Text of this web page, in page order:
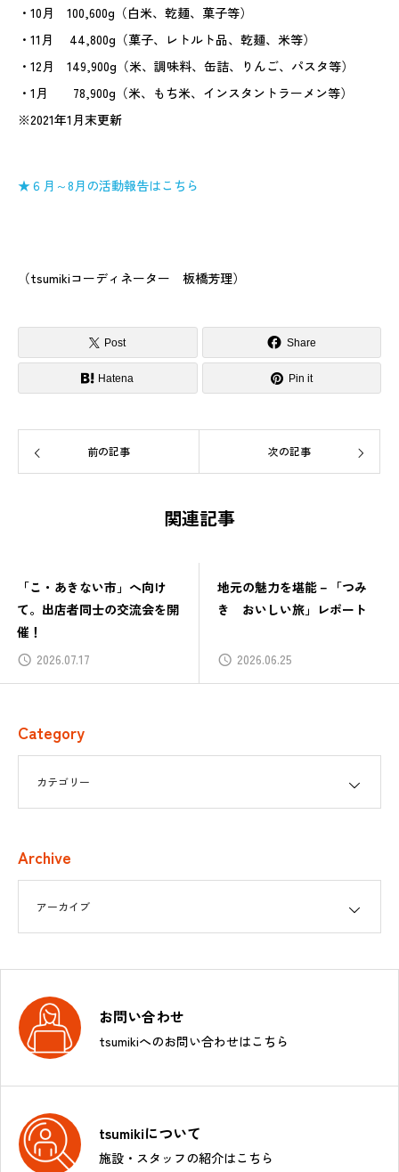
・10月 100,600g（白米、乾麺、菓子等）
・11月 44,800g（菓子、レトルト品、乾麺、米等）
・12月 149,900g（米、調味料、缶詰、りんご、パスタ等）
・1月 78,900g（米、もち米、インスタントラーメン等）
※2021年1月末更新
★６月～8月の活動報告はこちら
（tsumikiコーディネーター 板橋芳理）
Post Share
Hatena Pin it
前の記事 次の記事
関連記事
「こ・あきない市」へ向け
て。出店者同士の交流会を開
催！
2026.07.17
地元の魅力を堪能－「つみ
き おいしい旅」レポート
2026.06.25
Category
Archive
お問い合わせ
tsumikiへのお問い合わせはこちら
tsumikiについて
施設・スタッフの紹介はこちら